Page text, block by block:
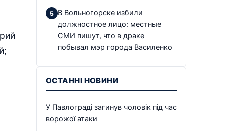
В Вольногорске избили
должностное лицо: местные
СМИ пишут, что в драке
побывал мэр города Василенко
ОСТАННІ НОВИНИ
У Павлограді загинув чоловік під час
ворожої атаки